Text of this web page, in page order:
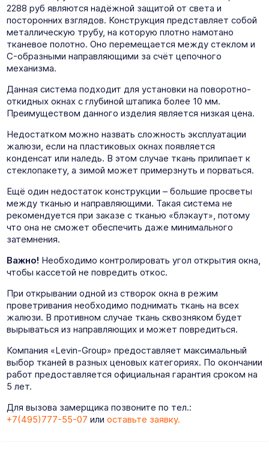
2288 руб являются надёжной защитой от света и
посторонних взглядов. Конструкция представляет собой
металлическую трубу, на которую плотно намотано
тканевое полотно. Оно перемещается между стеклом и
C-образными направляющими за счёт цепочного
механизма.
Данная система подходит для установки на поворотно-
откидных окнах с глубиной штапика более 10 мм.
Преимуществом данного изделия является низкая цена.
Недостатком можно назвать сложность эксплуатации
жалюзи, если на пластиковых окнах появляется
конденсат или наледь. В этом случае ткань прилипает к
стеклопакету, а зимой может примерзнуть и порваться.
Ещё один недостаток конструкции – большие просветы
между тканью и направляющими. Такая система не
рекомендуется при заказе с тканью «блэкаут», потому
что она не сможет обеспечить даже минимального
затемнения.
Важно! Необходимо контролировать угол открытия окна,
чтобы кассетой не повредить откос.
При открывании одной из створок окна в режим
проветривания необходимо поднимать ткань на всех
жалюзи. В противном случае ткань сквозняком будет
вырываться из направляющих и может повредиться.
Компания «Levin-Group» предоставляет максимальный
выбор тканей в разных ценовых категориях. По окончании
работ предоставляется официальная гарантия сроком на
5 лет.
Для вызова замерщика позвоните по тел.:
+7(495)777-55-07 или оставьте заявку.